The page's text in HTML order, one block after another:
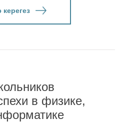
в физике,